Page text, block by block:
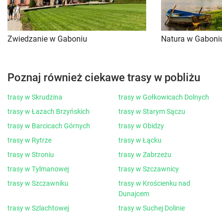
Zwiedzanie w Gaboniu Natura w
Poznaj również ciekawe trasy w pobliżu
trasy w Skrudzina
trasy w Gołkowicach Dolnych
trasy w Łazach Brzyńskich
trasy w Starym Sączu
trasy w Barcicach Górnych
trasy w Obidzy
trasy w Rytrze
trasy w Łącku
trasy w Stroniu
trasy w Zabrzeżu
trasy w Tylmanowej
trasy w Szczawnicy
trasy w Szczawniku
trasy w Krościenku nad
Dunajcem
trasy w Szlachtowej
trasy w Suchej Dolinie